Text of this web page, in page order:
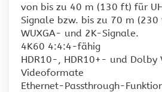
von bis zu 40 m (130 ft) für
Signale bzw. bis zu 70 m
WUXGA- und 2K-Signale.
4K60 4:4:4-fähig
HDR10-, HDR10+- und Dolby
Videoformate
Ethernet-Passthrough-